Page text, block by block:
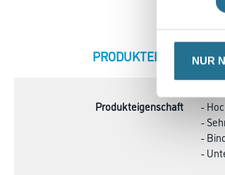
NUR
CURRENT
Produkteigenschaft
-
-
-
-